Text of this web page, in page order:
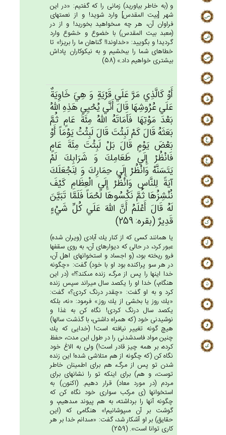
و (به خاطر بياوريد) زمانى را كه گفتيم: «در اين
شهر [بيت المقدس‏] وارد شويد! و از نعمتهاى
فراوان آن، هر چه مى‏خواهيد بخوريد! و از در
(معبد بيت المقدس) با خضوع و خشوع وارد
گرديد! و بگوييد: «خداوندا! گناهان ما را بريز!» تا
خطاهاى شما را ببخشيم و به نيكوكاران پاداش
بيشترى خواهيم داد.» (58)
أَوْ كَالَّذِي‌ مَرَّ عَلَي‌ قَرْيَة‌ٍ وَ هِي‌َ خَاوِيَة‌ٌ
عَلَي‌ عُرُوشِهَا قَال‌َ أَنَّي‌ يُحْيِي هَذِه‌ِ الله‌ُ
بَعْدَ مَوْتِهَا فَأَمَاتَه‌ُ الله‌ُ مِئَة‌َ عَام‌ٍ ثُم‌َّ
بَعَثَه‌ُ قَال‌َ كَم‌ْ لَبِثْت‌َ قَال‌َ لَبِثْت‌ُ يَوْمَاً أَوْ
بَعْض‌َ يَوْم‌ٍ قَال‌َ بَلْ‌ لَبِثْت‌َ مِئَة‌َ عَام‌ٍ
فَانْظُرْ إِلَي‌ طَعَامِك‌َ وَ شَرَابِك‌َ لَم‌ْ
يَتَسَنَّه‌ْ وَانْظُرْ إِلَي‌ حِمَارِك‌َ وَ لِنَجْعَلَك‌َ
آيَة‌ً لِلنَّاس‌ِ وَانْظُرْ إِلَي‌ الْعِظَام‌ِ كَيْف‌َ
نُنْشِزُهَا ثُم‌َّ نَكْسُوهَا لَحْمَاً فَلَمَّا تَبَيَّن‌َ
لَه‌ُ قَال‌َ أَعْلَم‌ُ أَن‌َّ الله‌َ عَلَي‌ كُل‌ِّ شَي‌ْءٍ
قَدِيرٌ (بقره: 259)
يا همانند كسى كه از كنار يك آبادى (ويران شده)
عبور كرد، در حالى كه ديوارهاى آن، به روى سقفها
فرو ريخته بود، (و اجساد و استخوانهاى اهل آن،
در هر سو پراكنده بود او با خود) گفت: «چگونه
خدا اينها را پس از مرگ، زنده مى‏كند؟!» (در اين
هنگام،) خدا او را يكصد سال ميراند سپس زنده
كرد و به او گفت: «چقدر درنگ كردى؟» گفت:
«يك روز يا بخشى از يك روز.» فرمود: «نه، بلكه
يكصد سال درنگ كردى! نگاه كن به غذا و
نوشيدنى خود (كه همراه داشتى، با گذشت سالها)
هيچ گونه تغيير نيافته است! (خدايى كه يك
چنين مواد فاسدشدنى را در طول اين مدت، حفظ
كرده، بر همه چيز قادر است!) ولى به الاغ خود
نگاه كن (كه چگونه از هم متلاشى شده! اين زنده
شدن تو پس از مرگ، هم براى اطمينان خاطر
توست، و هم) براى اينكه تو را نشانه‏اى براى
مردم (در مورد معاد) قرار دهيم. (اكنون) به
استخوانها (ى مركب سوارى خود نگاه كن كه
چگونه آنها را برداشته، به هم پيوند مى‏دهيم، و
گوشت بر آن مى‏پوشانيم!» هنگامى كه (اين
حقايق) بر او آشكار شد، گفت: «مى‏دانم خدا بر هر
كارى توانا است». (259)